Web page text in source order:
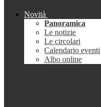
Novità
Panoramica
Le notizie
Le circolari
Calendario eventi
Albo online